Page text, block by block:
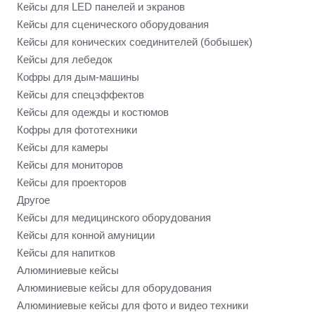
Кейсы для LED панелей и экранов
Кейсы для сценического оборудования
Кейсы для конических соединителей (бобышек)
Кейсы для лебедок
Кофры для дым-машины
Кейсы для спецэффектов
Кейсы для одежды и костюмов
Кофры для фототехники
Кейсы для камеры
Кейсы для мониторов
Кейсы для проекторов
Другое
Кейсы для медицинского оборудования
Кейсы для конной амуниции
Кейсы для напитков
Алюминиевые кейсы
Алюминиевые кейсы для оборудования
Алюминиевые кейсы для фото и видео техники